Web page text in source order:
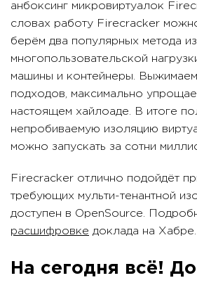
анбоксинг микровиртуалок
словах работу Firecracker
берём два популярных метода
многопользовательской
машины и контейнеры.
подходов, максимально
настоящем хайлоаде. В итоге
непробиваемую изоляцию
можно запускать за сотни
Firecracker отлично подойдёт
требующих мульти-тенантной
доступен в OpenSource.
расшифровке доклада на Хабре.
На сегодня всё!